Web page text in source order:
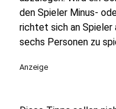
den Spieler Minus-
richtet sich an Spieler
sechs Personen zu
Anzeige